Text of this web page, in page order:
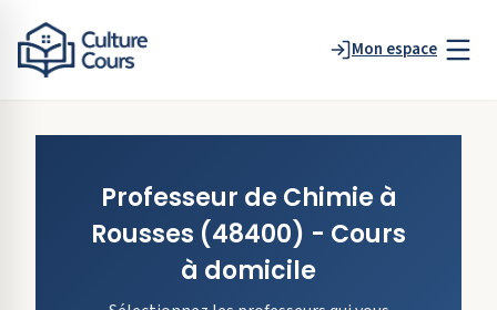
Mon espace
Professeur de Chimie à
Rousses (48400) - Cours
à domicile